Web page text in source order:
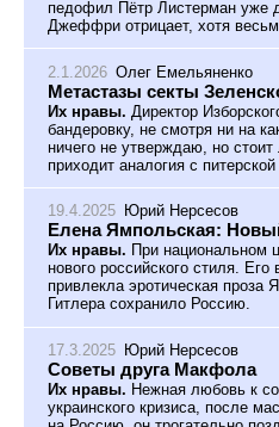
педофил Пётр Листерман уже
Джеффри отрицает, хотя
2.1.2026 Олег Емельяненко
Метастазы секты
Их нравы. Директор
бандеровку, не смотря ни на
ничего не утверждаю, но
приходит аналогия с
19.4.2025 Юрий Нерсесов
Елена Ямпольская:
Их нравы. При национальном
нового российского стиля.
привлекла эротическая проза
Гитлера сохранило Россию.
17.3.2025 Юрий Нерсесов
Советы друга Макфола
Их нравы. Нежная любовь к
украинского кризиса, после